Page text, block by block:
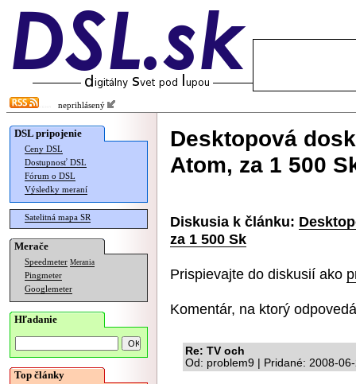
neprihlásený
DSL pripojenie
Ceny DSL
Dostupnosť DSL
Fórum o DSL
Výsledky meraní
Satelitná mapa SR
Merače
Speedmeter Merania
Pingmeter
Googlemeter
Hľadanie
Top články
Desktopová
Atom, za 1 500
Diskusia k článku:
za 1 500 Sk
Prispievajte do diskusií ako
Komentár, na ktorý
Re: TV och
Od: problem9 | Pridané: 2008-